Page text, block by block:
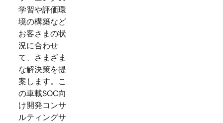
学習や評価環
境の構築など
お客さまの状
況に合わせ
て、さまざま
な解決策を提
案します。こ
の車載SOC向
け開発コンサ
ルティングサ